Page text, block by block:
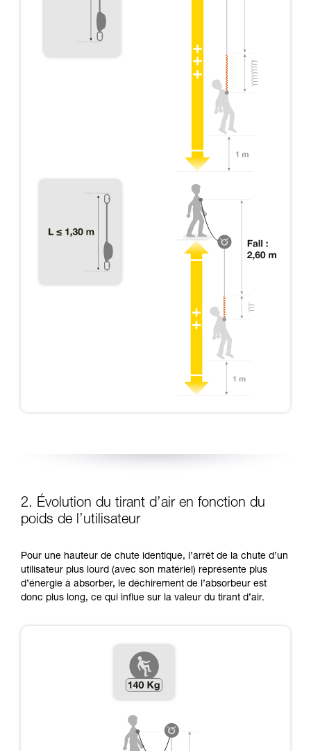
2. Évolution du tirant d’air en fonction du
poids de l’utilisateur
Pour une hauteur de chute identique, l’arrêt de la chute d’un
utilisateur plus lourd (avec son matériel) représente plus
d’énergie à absorber, le déchirement de l’absorbeur est
donc plus long, ce qui influe sur la valeur du tirant d’air.